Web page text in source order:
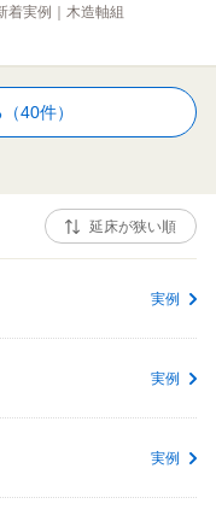
着実例｜木造軸組
40件）
実例
実例
実例